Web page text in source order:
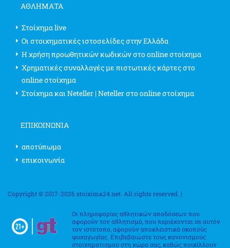
ΑΘΛΗΜΑΤΑ
Στοίχημα live
Οι στοιχηματικές ιστοσελίδες στην Ελλάδα
Η χρήση προωθητικών κωδικών στο online στοίχημα
Χρηματικές συναλλαγές με πιστωτικές κάρτες στο
online στοίχημα
Στοίχημα και Neteller | Neteller στο online στοίχημα
ΕΠΙΚΟΙΝΩΝΊΑ
αποτύπωμα
επικοινωνία
Copyright © 2017-2026 stoixima24.net. All rights reserved. |
Οι πληροφορίες αθλητικών αποδόσεων που
αφορούν τον αθλητισμό, που περιέχονται σε αυτόν
τον ιστότοπο, αφορούν αποκλειστικά σκοπούς
ψυχαγωγίας. Επιβεβαιώστε τους κανονισμούς
στοιχηματισμού στη χώρα σας, καθώς ποικίλλουν